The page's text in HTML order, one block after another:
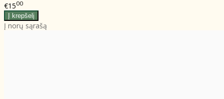
€1500
Į norų sąrašą